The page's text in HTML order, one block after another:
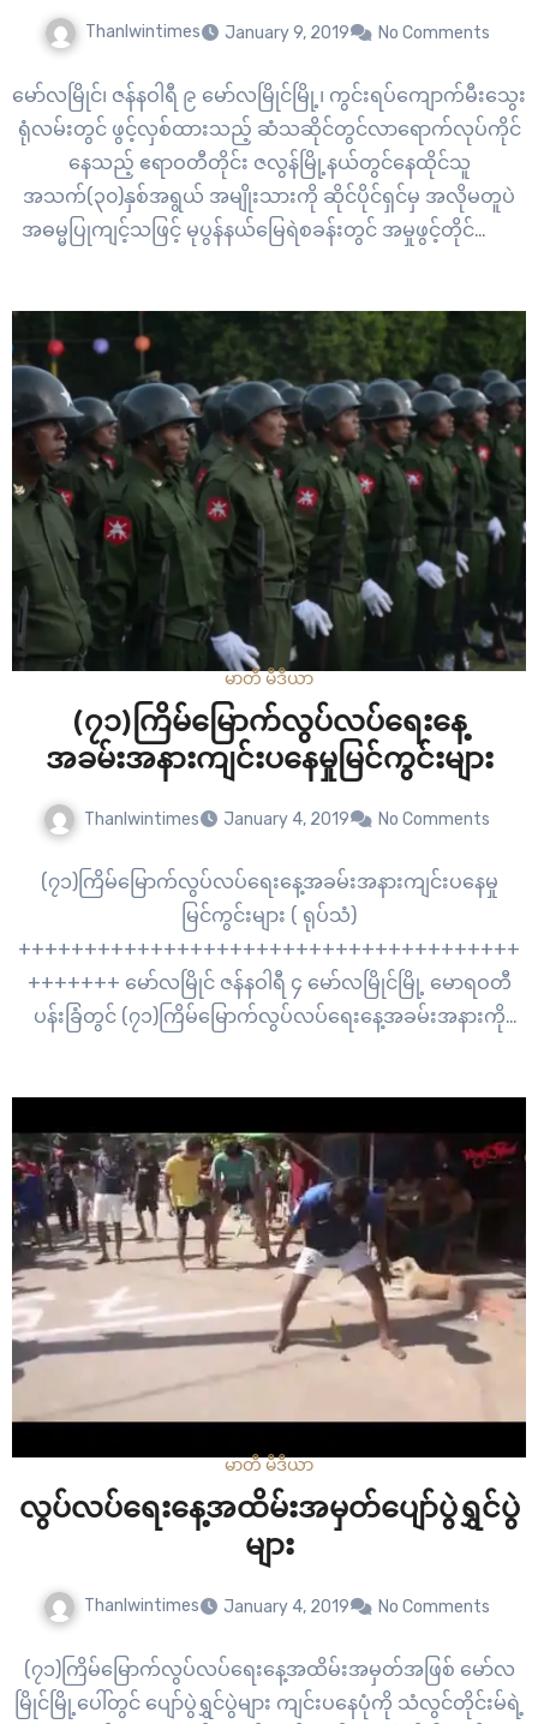
Thanlwintimes January 9, 2019 No Comments
မော်လမြိုင်၊ ဇန်နဝါရီ ၉ မော်လမြိုင်မြို့၊ ကွင်းရပ်ကျောက်မီးသွေး
ရုံလမ်းတွင် ဖွင့်လှစ်ထားသည့် ဆံသဆိုင်တွင်လာရောက်လုပ်ကိုင်
နေသည့် ဧရာဝတီတိုင်း ဇလွန်မြို့နယ်တွင်နေထိုင်သူ
အသက်(၃၀)နှစ်အရွယ် အမျိုးသားကို ဆိုင်ပိုင်ရှင်မှ အလိုမတူပဲ
အဓမ္မပြုကျင့်သဖြင့် မုပွန်နယ်မြေရဲစခန်းတွင် အမှုဖွင့်တိုင်ကြား
ပါ တွဲဖက်ဖွင့်လှစ်ထားတာ ဖြစ်တယ်လို့ နစ်နာသူ အသက်(၃၀)နှစ်
အရွယ် အမျိုးသားက ပြောသည်။ ပြစ်မှုကျူးလွန်ခဲ့သည်ဟု…
မာတီ မီဒီယာ
(၇၁)ကြိမ်မြောက်လွပ်လပ်ရေးနေ့
အခမ်းအနားကျင်းပနေမှုမြင်ကွင်းများ
Thanlwintimes January 4, 2019 No Comments
(၇၁)ကြိမ်မြောက်လွပ်လပ်ရေးနေ့အခမ်းအနားကျင်းပနေမှု
မြင်ကွင်းများ ( ရုပ်သံ)
++++++++++++++++++++++++++++++++++++++
+++++++ မော်လမြိုင် ဇန်နဝါရီ ၄ မော်လမြိုင်မြို့ မောရဝတီ
ပန်းခြံတွင် (၇၁)ကြိမ်မြောက်လွပ်လပ်ရေးနေ့အခမ်းအနားကို
အာဇာနည်ခေါင်းဆောင်များအား အလေးပြုခြင်းများ ပြုလုပ်ခဲ့
ကြသည်။ ရိုက်ကူး – နောင်ခန့်
မာတီ မီဒီယာ
လွပ်လပ်ရေးနေ့အထိမ်းအမှတ်ပျော်ပွဲရွှင်ပွဲ
များ
Thanlwintimes January 4, 2019 No Comments
(၇၁)ကြိမ်မြောက်လွပ်လပ်ရေးနေ့အထိမ်းအမှတ်အဖြစ် မော်လ
မြိုင်မြို့ပေါ်တွင် ပျော်ပွဲရွှင်ပွဲများ ကျင်းပနေပုံကို သံလွင်တိုင်းမ်ရဲ့